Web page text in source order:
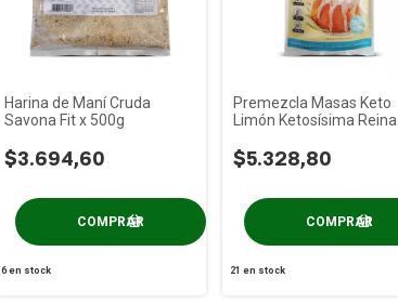
Harina de Maní Cruda
Savona Fit x 500g
$3.694,60
6en stock
Premezcla Masas Keto
Limón Ketosísima Reina
$5.328,80
21 en stock